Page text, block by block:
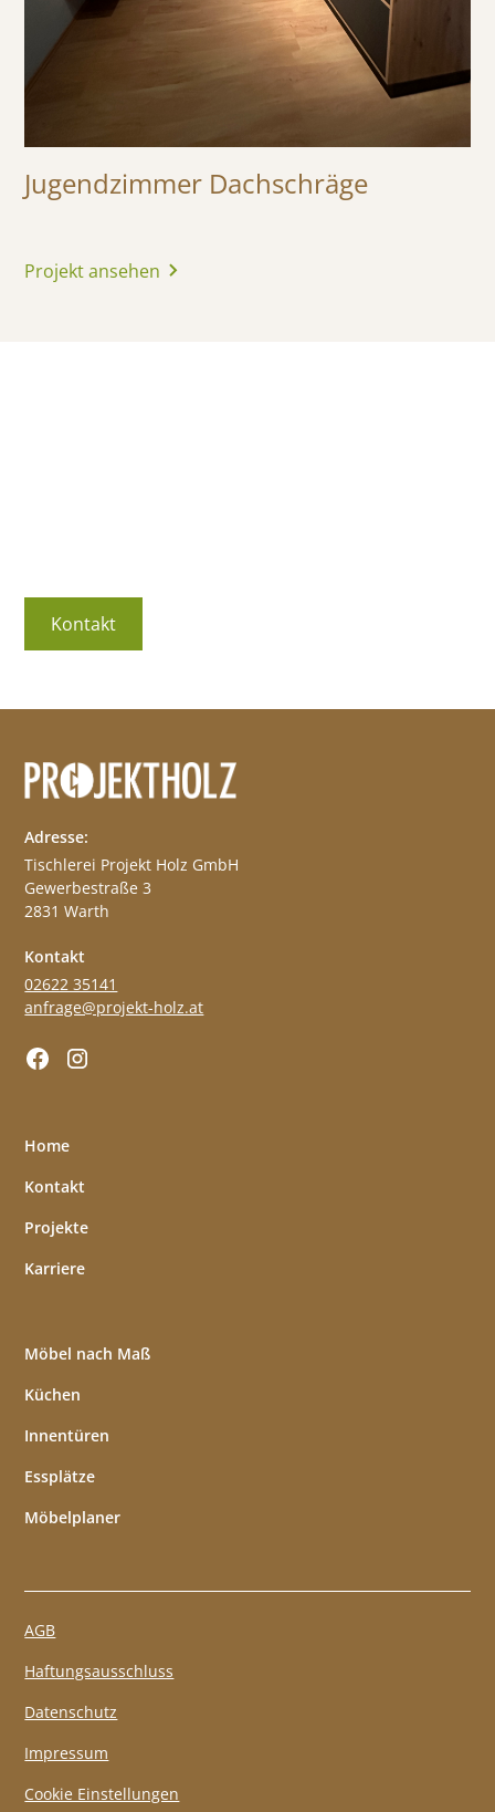
Jugendzimmer Dachschräge
Projekt ansehen
Kontakt
Adresse:
Tischlerei Projekt Holz GmbH
Gewerbestraße 3
2831 Warth
Kontakt
02622 35141
anfrage@projekt-holz.at
Home
Kontakt
Projekte
Karriere
Möbel nach Maß
Küchen
Innentüren
Essplätze
Möbelplaner
AGB
Haftungsausschluss
Datenschutz
Impressum
Cookie Einstellungen